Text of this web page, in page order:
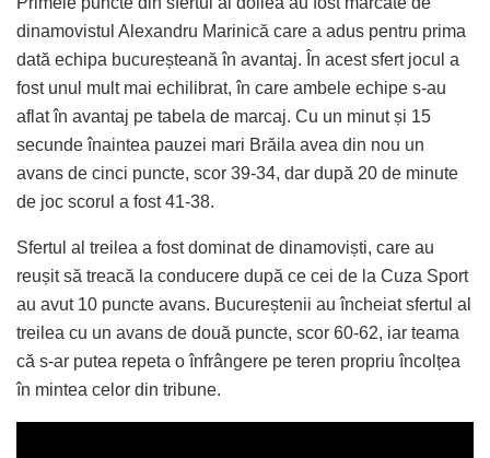
dinamovistul Alexandru Marinică care a adus pentru prima
dată echipa bucureșteană în avantaj. În acest sfert jocul a
fost unul mult mai echilibrat, în care ambele echipe s-au
aflat în avantaj pe tabela de marcaj. Cu un minut și 15
secunde înaintea pauzei mari Brăila avea din nou un
avans de cinci puncte, scor 39-34, dar după 20 de minute
de joc scorul a fost 41-38.
Sfertul al treilea a fost dominat de dinamoviști, care au
reușit să treacă la conducere după ce cei de la Cuza Sport
au avut 10 puncte avans. Bucureștenii au încheiat sfertul al
treilea cu un avans de două puncte, scor 60-62, iar teama
că s-ar putea repeta o înfrângere pe teren propriu încolțea
în mintea celor din tribune.